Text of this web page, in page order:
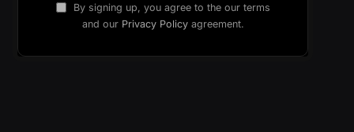
By signing up, you agree to the our terms
and our Privacy Policyagreement.